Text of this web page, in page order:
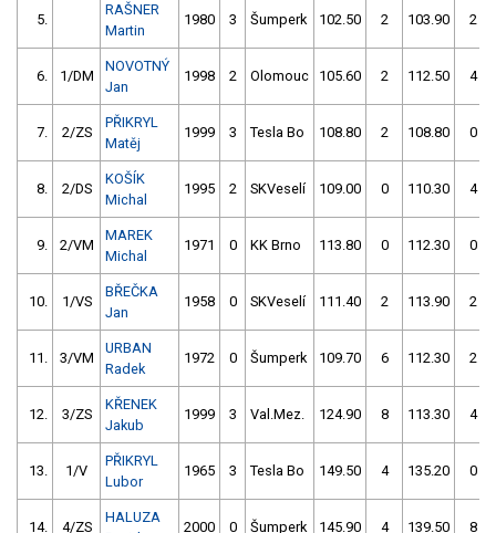
5.
RAŠNER
Martin
1980 3 Šumperk 102.50 2 103.90 2
6. 1/DM
NOVOTNÝ
Jan
1998 2 Olomouc 105.60 2 112.50 4
7. 2/ZS
PŘIKRYL
Matěj
1999 3 Tesla Bo 108.80 2 108.80 0
8. 2/DS
KOŠÍK
Michal
1995 2 SKVeselí 109.00 0 110.30 4
9. 2/VM
MAREK
Michal
1971 0 KK Brno 113.80 0 112.30 0
10. 1/VS
BŘEČKA
Jan
1958 0 SKVeselí 111.40 2 113.90 2
11. 3/VM
URBAN
Radek
1972 0 Šumperk 109.70 6 112.30 2
12. 3/ZS
KŘENEK
Jakub
1999 3 Val.Mez. 124.90 8 113.30 4
13. 1/V
PŘIKRYL
Lubor
1965 3 Tesla Bo 149.50 4 135.20 0
14. 4/ZS
HALUZA
2000 0 Šumperk 145.90 4 139.50 8